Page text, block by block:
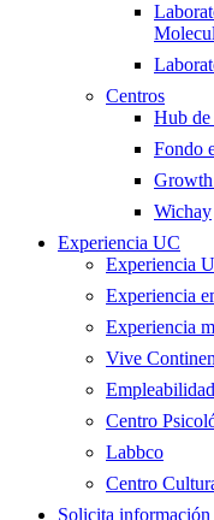
Centros
Hub
Fondo
Wichay
Experiencia UC
Experiencia
Experiencia
Experiencia
Vive
Empleabilidad
Centro
Labbco
Centro
Solicita información